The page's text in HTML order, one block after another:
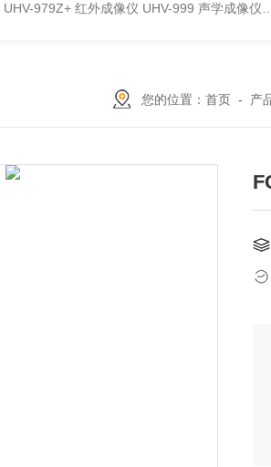
UHV-979Z+ 红外成像仪 UHV-999 声学成像仪
您的位置： 首页- 产